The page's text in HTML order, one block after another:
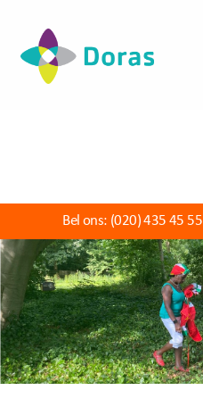
Bel ons: (020) 435 45 55